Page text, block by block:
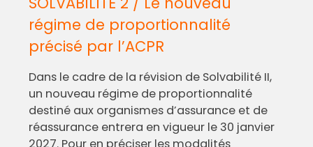
régime de proportionnalité
précisé par l’ACPR
Dans le cadre de la révision de Solvabilité II,
un nouveau régime de proportionnalité
destiné aux organismes d’assurance et de
réassurance entrera en vigueur le 30 janvier
2027. Pour en préciser les modalités